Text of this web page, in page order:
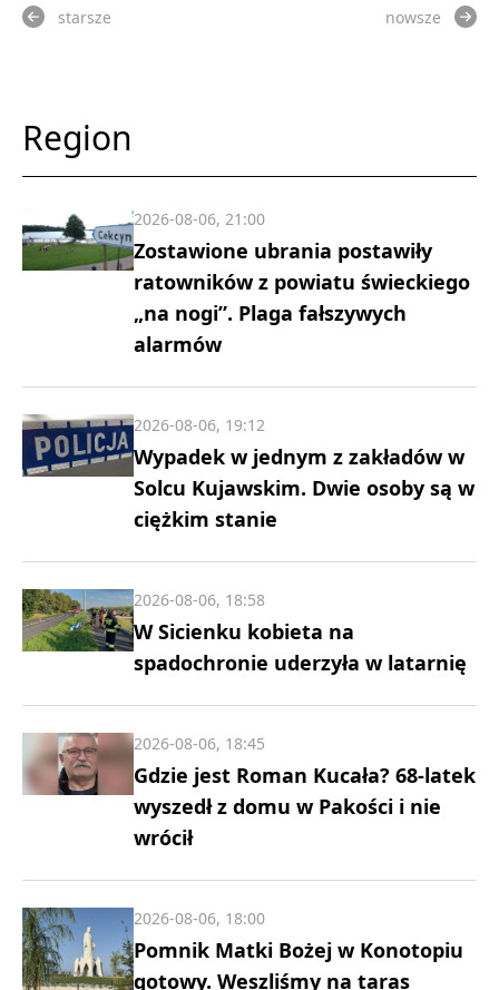
starsze nowsze
Region
Zostawione ubrania postawiły
ratowników z powiatu świeckiego
„na nogi”. Plaga fałszywych
alarmów
2026-08-06, 21:00
Wypadek w jednym z zakładów w
Solcu Kujawskim. Dwie osoby są w
ciężkim stanie
2026-08-06, 19:12
W Sicienku kobieta na
spadochronie uderzyła w latarnię
2026-08-06, 18:58
Gdzie jest Roman Kucała? 68-latek
wyszedł z domu w Pakości i nie
wrócił
2026-08-06, 18:45
Pomnik Matki Bożej w Konotopiu
gotowy. Weszliśmy na taras
2026-08-06, 18:00